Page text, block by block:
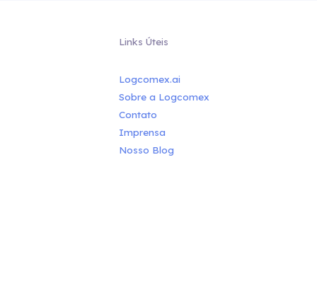
Links Úteis
Logcomex.ai
Sobre a Logcomex
Contato
Imprensa
Nosso Blog